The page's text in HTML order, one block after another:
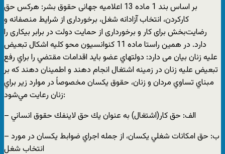
بر اساس بند 1 ماده 13 اعلامیه جهانی حقوق بشر: هرکس حق
کارکردن، انتخاب آزادانه شغل، برخورداری از شرایط منصفانه و
رضایت‌بخش برای کار و برخورداری از حمایت دولت در برابر بیکاری را
دارد. در همین راستا ماده 11 کنوانسیون محو کلیه اشکال تبعیض
علیه زنان بیان می دارد: دولتهاي‌ عضو بايد اقدامات‌ مقتضي‌ را براي‌ رفع‌
تبعيض‌ عليه‌ زنان‌ در زمينه‌ اشتغال‌ انجام‌ دهند و اطمينان‌ دهند كه‌ بر
مبناي‌ تساوي‌ مردان‌ و زنان‌، حقوق‌ يكسان‌ مخصوصاً در موارد زير براي‌
زنان‌ رعايت‌ مي‌شود:
– ب‌: حق‌ امكانات‌ شغلي‌ يكسان‌، از جمله‌ اجراي‌ ضوابط‌ يكسان‌ در مورد